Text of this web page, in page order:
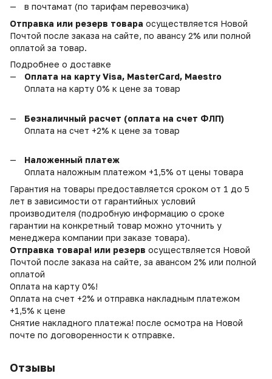
в почтамат (по тарифам перевозчика)
Отправка или резерв товара осуществляется Новой
Почтой после заказа на сайте, по авансу 2% или полной
оплатой за товар.
Подробнее о доставке
Оплата на карту Visa, MasterCard, Maestro
Оплата на карту 0% к цене за товар
Безналичный расчет (оплата на счет ФЛП)
Оплата на счет +2% к цене за товар
Наложенный платеж
Оплата наложным платежом +1,5% от цены товара
Гарантия на товары предоставляется сроком от 1 до 5
лет в зависимости от гарантийных условий
производителя (подробную информацию о сроке
гарантии на конкретный товар можно уточнить у
менеджера компании при заказе товара).
Отправка товара! или резерв осуществляется Новой
Почтой после заказа на сайте, за авансом 2% или полной
оплатой
Оплата на карту 0%!
Оплата на счет +2% и отправка накладным платежом
+1,5% к цене
Снятие накладного платежа! после осмотра на Новой
почте по договоренности к отправке.
Отзывы